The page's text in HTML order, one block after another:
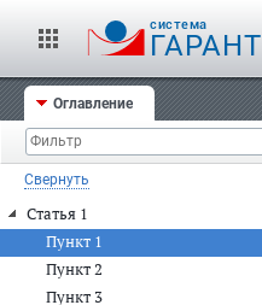
cистема
ГАРАНТ
Оглавление
Свернуть
Статья 1
Пункт 1
Пункт 2
Пункт 3